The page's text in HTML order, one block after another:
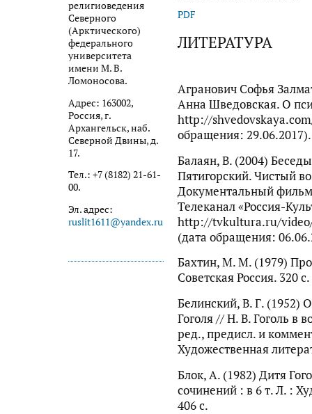
религиоведения
Северного
(Арктического)
федерального
университета
имени М. В.
Ломоносова.
Адрес: 163002,
Россия, г.
Архангельск, наб.
Северной Двины, д.
17.
Тел.: +7 (8182) 21-61-
00.
Эл. адрес:
ruslit1611@yandex.ru
PDF
ЛИТЕРАТУРА
Агранович Софья
Анна Шведовская. О
http://
обращения: 29.06.2017).
Балаян, В. (2004)
Пятигорский. Чистый
Документальный
Телеканал «Россия-
http://tvkultura.ru/video/
(дата обращения:
Бахтин, М. М. (1979)
Советская Россия. 320 с.
Белинский, В. Г. (1952)
Гоголя // Н. В. Гоголь в
ред., предисл. и
Художественная
Блок, А. (1982) Дитя
сочинений : в 6 т. Л. :
406 с.